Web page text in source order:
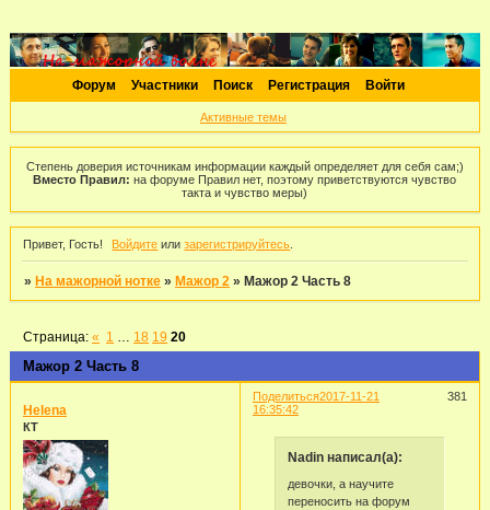
Форум Участники Поиск Регистрация Войти
Активные темы
Степень доверия источникам информации каждый определяет для себя сам;)
Вместо Правил: на форуме Правил нет, поэтому приветствуются чувство
такта и чувство меры)
Привет, Гость! Войдите илизарегистрируйтесь
» На мажорной нотке » Мажор 2 » Мажор 2 Часть 8
Мажор 2 Часть 8
Страница:« 1 18 19 20
Поделиться 381
2017-11-21
16:35:42
Helena
КТ
Nadin написал(а):
девочки, а научите
переносить на форум